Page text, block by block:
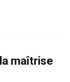
maîtrise